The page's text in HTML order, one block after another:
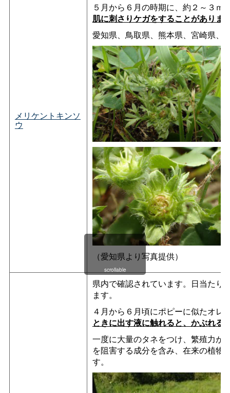
メリケントキンソ
ウ
５月から６月の時期に、約２～３ｍ
肌に刺さりケガをすることがありま
愛知県、鳥取県、熊本県、宮崎県、
（愛知県より写真提供）
県内で確認されています。日当たり
ます。
４月から６月頃にポピーに似たオレ
ときに出す液に触れると、かぶれる
一度に大量のタネをつけ、繁殖力が
を阻害する成分を含み、在来の植物
す。
scrollable